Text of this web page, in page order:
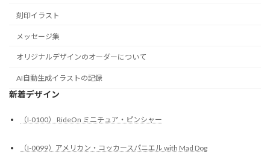
刻印イラスト
メッセージ集
オリジナルデザインのオーダーについて
AI自動生成イラストの記録
新着デザイン
（I-0100） RideOn ミニチュア・ピンシャー
（I-0099）アメリカン・コッカースパニエル with Mad Dog